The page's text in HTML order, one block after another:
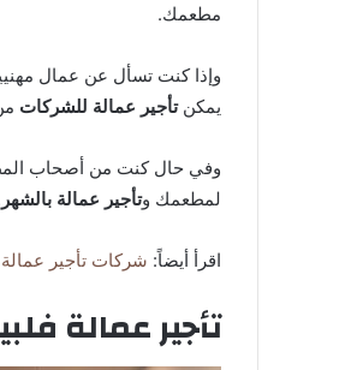
مطعمك.
وإذا كنت تسأل عن عمال
يمكنتأجير عمالة للشركات
وفي حال كنت من أصحاب
لمطعمك وتأجير عمالة بالشهر
اقرأ أيضاً: شركات تأجير عمالة
تأجير عمالة